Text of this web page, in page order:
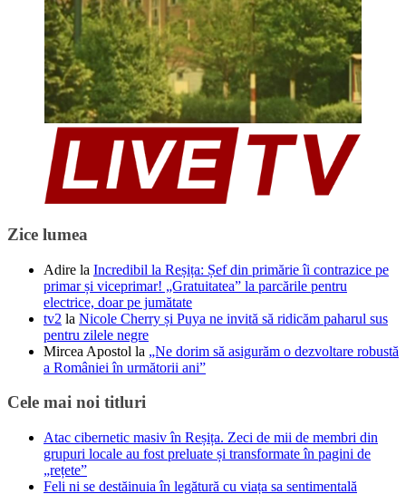
Zice lumea
Adire la Incredibil la Reșița: Șef din primărie îi contrazice pe
primar și viceprimar! „Gratuitatea” la parcările pentru
electrice, doar pe jumătate
tv2 la Nicole Cherry și Puya ne invită să ridicăm paharul sus
pentru zilele negre
Mircea Apostol la „Ne dorim să asigurăm o dezvoltare robustă
a României în următorii ani”
Cele mai noi titluri
Atac cibernetic masiv în Reșița. Zeci de mii de membri din
grupuri locale au fost preluate și transformate în pagini de
„rețete”
Feli ni se destăinuia în legătură cu viața sa sentimentală